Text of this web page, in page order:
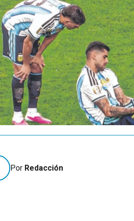
Por Redacción